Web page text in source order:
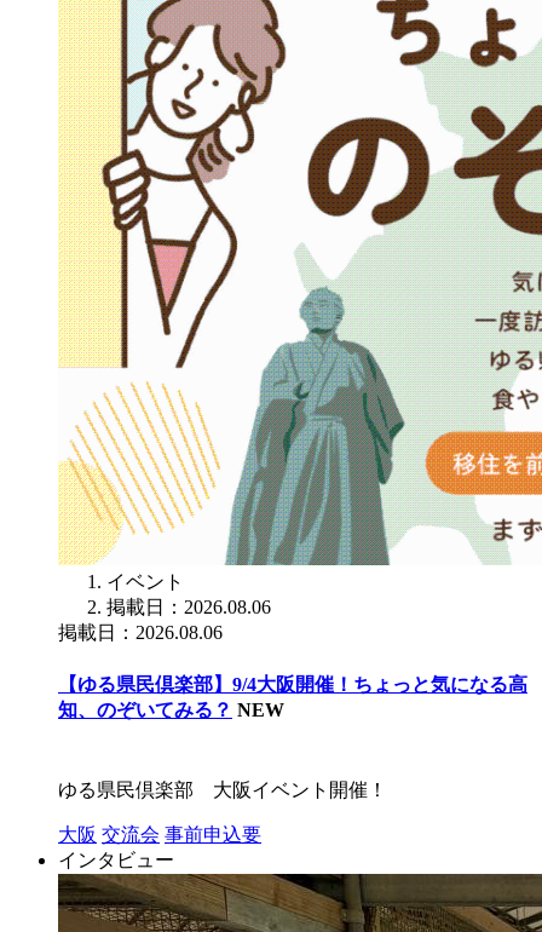
イベント
掲載日：2026.08.06
掲載日：2026.08.06
【ゆる県民倶楽部】9/4大阪開催！ちょっと気になる高
知、のぞいてみる？ NEW
ゆる県民倶楽部 大阪イベント開催！
大阪 交流会 事前申込要
インタビュー